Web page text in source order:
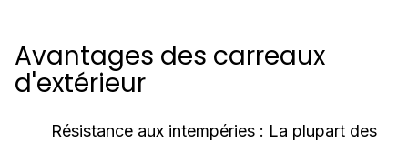
Avantages des carreaux
d'extérieur
Résistance aux intempéries : La plupart des